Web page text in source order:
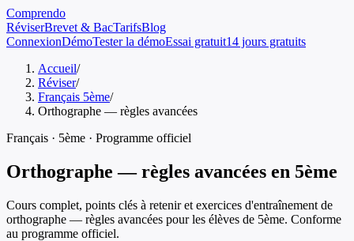
Comprendo
RéviserBrevet & BacTarifsBlog
ConnexionDémoTester la démoEssai gratuit14 jours gratuits
Accueil/
Réviser/
Français 5ème/
Orthographe — règles avancées
Français · 5ème · Programme officiel
Orthographe — règles avancées en 5ème
Cours complet, points clés à retenir et exercices d'entraînement de
orthographe — règles avancées pour les élèves de 5ème. Conforme
au programme officiel.